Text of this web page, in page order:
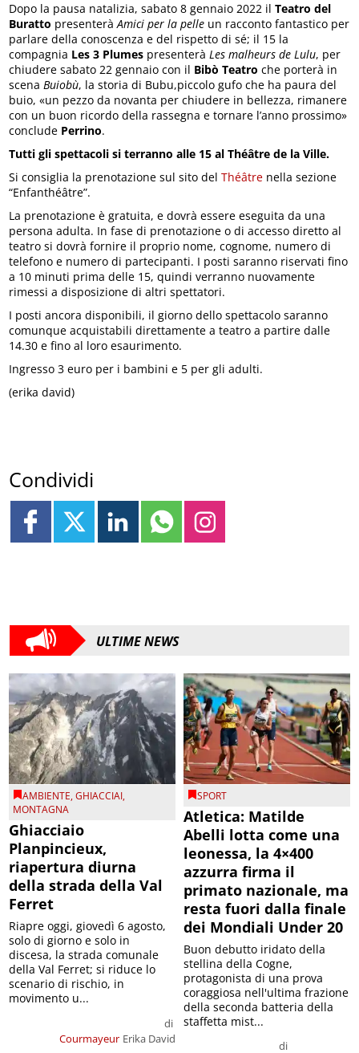
Dopo la pausa natalizia, sabato 8 gennaio 2022 il Teatro del
Buratto presenteràAmici per la pelle un racconto fantastico per
parlare della conoscenza e del rispetto di sé; il 15 la
compagnia Les 3 Plumes presenteràLes malheurs de Lulu, per
chiudere sabato 22 gennaio con il Bibò Teatro che porterà in
scenaBuiobù, la storia di Bubu,piccolo gufo che ha paura del
buio, «un pezzo da novanta per chiudere in bellezza, rimanere
con un buon ricordo della rassegna e tornare l’anno prossimo»
conclude Perrino.
Tutti gli spettacoli si terranno alle 15 al Théâtre de la Ville.
Si consiglia la prenotazione sul sito delThéâtre nella sezione
“Enfanthéâtre”.
La prenotazione è gratuita, e dovrà essere eseguita da una
persona adulta. In fase di prenotazione o di accesso diretto al
teatro si dovrà fornire il proprio nome, cognome, numero di
telefono e numero di partecipanti. I posti saranno riservati fino
a 10 minuti prima delle 15, quindi verranno nuovamente
rimessi a disposizione di altri spettatori.
I posti ancora disponibili, il giorno dello spettacolo saranno
comunque acquistabili direttamente a teatro a partire dalle
14.30 e fino al loro esaurimento.
Ingresso 3 euro per i bambini e 5 per gli adulti.
(erika david)
Condividi
ULTIME NEWS
AMBIENTE,GHIACCIAI,
MONTAGNA
Ghiacciaio
Planpincieux,
riapertura diurna
della strada della Val
Ferret
Courmayeur
di
Erika David
Riapre oggi, giovedì 6 agosto,
solo di giorno e solo in
discesa, la strada comunale
della Val Ferret; si riduce lo
scenario di rischio, in
movimento u...
SPORT
Atletica: Matilde
Abelli lotta come una
leonessa, la 4×400
azzurra firma il
primato nazionale, ma
resta fuori dalla finale
dei Mondiali Under 20
di
Buon debutto iridato della
stellina della Cogne,
protagonista di una prova
coraggiosa nell'ultima frazione
della seconda batteria della
staffetta mist...